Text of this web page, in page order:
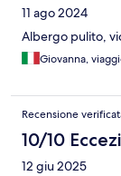
11 ago 2024
Albergo pulito,
Giovanna,
Recensione
10/10
12 giu 2025